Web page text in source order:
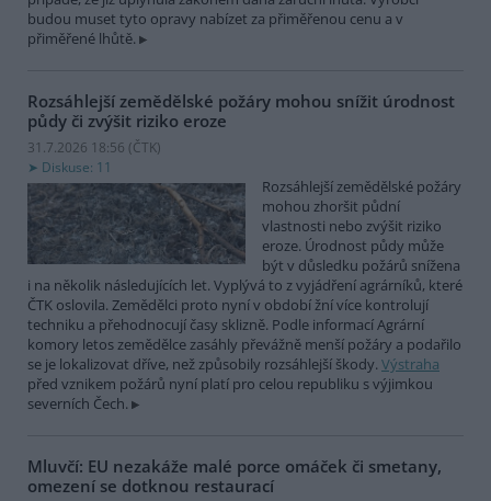
budou muset tyto opravy nabízet za přiměřenou cenu a v
přiměřené lhůtě.
Rozsáhlejší zemědělské požáry mohou snížit úrodnost
půdy či zvýšit riziko eroze
31.7.2026 18:56 (ČTK)
Diskuse: 11
Rozsáhlejší zemědělské požáry
mohou zhoršit půdní
vlastnosti nebo zvýšit riziko
eroze. Úrodnost půdy může
být v důsledku požárů snížena
i na několik následujících let. Vyplývá to z vyjádření agrárníků, které
ČTK oslovila. Zemědělci proto nyní v období žní více kontrolují
techniku a přehodnocují časy sklizně. Podle informací Agrární
komory letos zemědělce zasáhly převážně menší požáry a podařilo
se je lokalizovat dříve, než způsobily rozsáhlejší škody. Výstraha
před vznikem požárů nyní platí pro celou republiku s výjimkou
severních Čech.
Mluvčí: EU nezakáže malé porce omáček či smetany,
omezení se dotknou restaurací